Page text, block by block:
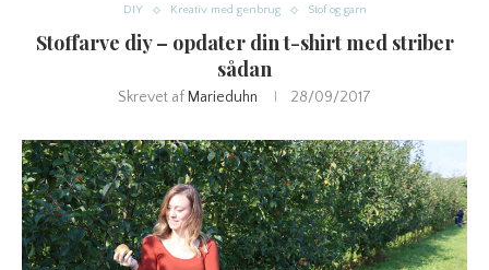
DIY Kreativ med genbrug Stof og garn
Stoffarve diy – opdater din t-shirt med striber
sådan
Skrevet af Marieduhn 28/09/2017